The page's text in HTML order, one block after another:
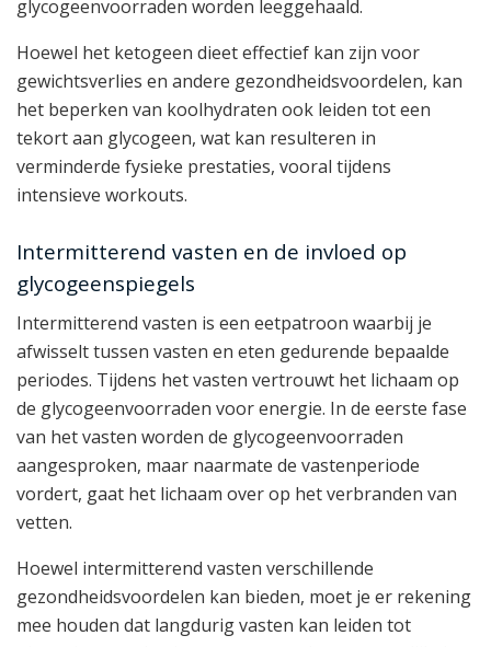
glycogeenvoorraden worden leeggehaald.
Hoewel het ketogeen dieet effectief kan zijn voor
gewichtsverlies en andere gezondheidsvoordelen, kan
het beperken van koolhydraten ook leiden tot een
tekort aan glycogeen, wat kan resulteren in
verminderde fysieke prestaties, vooral tijdens
intensieve workouts.
Intermitterend vasten en de invloed op
glycogeenspiegels
Intermitterend vasten is een eetpatroon waarbij je
afwisselt tussen vasten en eten gedurende bepaalde
periodes. Tijdens het vasten vertrouwt het lichaam op
de glycogeenvoorraden voor energie. In de eerste fase
van het vasten worden de glycogeenvoorraden
aangesproken, maar naarmate de vastenperiode
vordert, gaat het lichaam over op het verbranden van
vetten.
Hoewel intermitterend vasten verschillende
gezondheidsvoordelen kan bieden, moet je er rekening
mee houden dat langdurig vasten kan leiden tot